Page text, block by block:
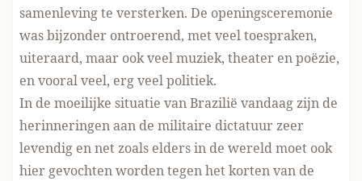
samenleving te versterken. De openingsceremonie
was bijzonder ontroerend, met veel toespraken,
uiteraard, maar ook veel muziek, theater en poëzie,
en vooral veel, erg veel politiek.
In de moeilijke situatie van Brazilië vandaag zijn de
herinneringen aan de militaire dictatuur zeer
levendig en net zoals elders in de wereld moet ook
hier gevochten worden tegen het korten van de